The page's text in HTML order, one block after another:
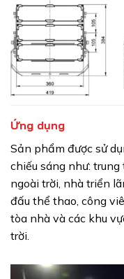
Ứng dụng
Sản phẩm được sử
chiếu sáng như:
ngoài trời, nhà triển
đấu thể thao, công
tòa nhà và các khu
trời.